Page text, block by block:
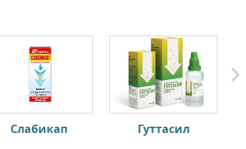
Слабикап Гуттасил